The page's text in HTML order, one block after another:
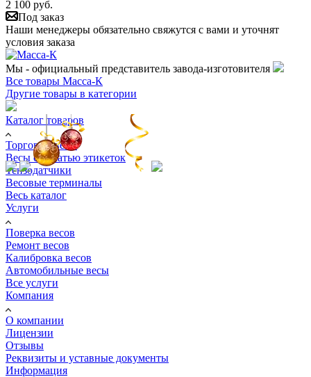
2 100 руб.
Под заказ
Наши менеджеры обязательно свяжутся с вами и уточнят
условия заказа
Мы - официальный представитель завода-изготовителя
Все товары Масса-К
Другие товары в категории
Каталог товаров
Торговые весы
Весы с печатью этикеток
Тензодатчики
Весовые терминалы
Весь каталог
Услуги
Поверка весов
Ремонт весов
Калибровка весов
Автомобильные весы
Все услуги
Компания
О компании
Лицензии
Отзывы
Реквизиты и уставные документы
Информация